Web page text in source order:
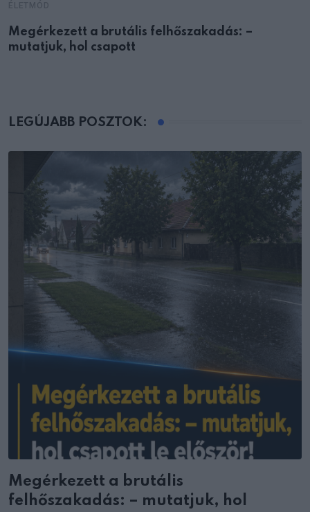
Megérkezett a brutális felhőszakadás: –
mutatjuk, hol csapott
LEGÚJABB POSZTOK:
Megérkezett a brutális
felhőszakadás: – mutatjuk, hol